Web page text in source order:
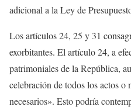
adicional a la Ley de
Los artículos 24, 25 y 31
exorbitantes. El artículo 24, a
patrimoniales de la República,
celebración de todos los actos
necesarios». Esto podría